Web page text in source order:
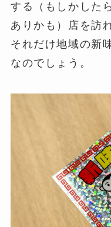
する（もしかした
ありかも）店を訪
それだけ地域の新
なのでしょう。